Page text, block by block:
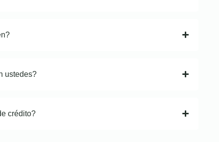
ustedes?
crédito?